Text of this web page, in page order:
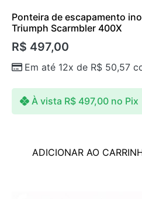
Ponteira de escapamento
Triumph Scarmbler 400X
R$ 497,00
Em até 12x de R$ 50,57
À vista R$497,00 no Pix
ADICIONAR AO